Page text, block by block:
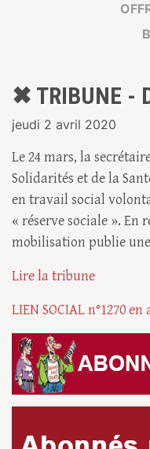
✖ TRIBUNE -
jeudi 2 avril 2020
Le 24 mars, la
Solidarités et de la
en travail social
« réserve sociale ». En
mobilisation publie
Lire la tribune
LIEN SOCIAL n°1270